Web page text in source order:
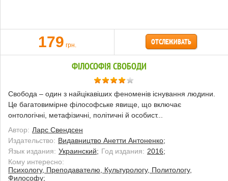
179 грн. ОТСЛЕЖИВАТЬ
ФІЛОСОФІЯ СВОБОДИ
Свобода – один з найцікавіших феноменів існування людини.
Це багатовимірне філософське явище, що включає
онтологічні, метафізичні, політичні й особист...
Автор: Ларс Свендсен
Издательство: Видавництво Анетти Антоненко;
Язык издания: Украинский; Год издания: 2016;
Кому интересно:
Психологу, Преподавателю, Культурологу, Политологу,
Философу;